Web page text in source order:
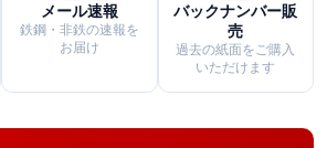
メール速報
鉄鋼・非鉄の速報を
お届け
バックナンバー販
売
過去の紙面をご購入
いただけます